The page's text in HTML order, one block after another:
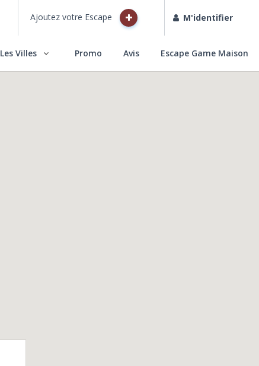
Ajoutez votre Escape M'identifier
Les Villes Promo Avis Escape Game Maison